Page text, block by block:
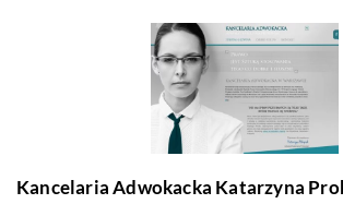
Kancelaria Adwokacka Katarzyna